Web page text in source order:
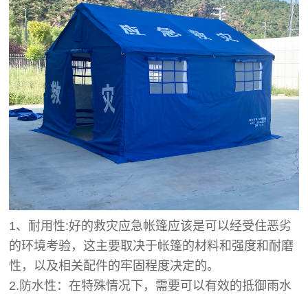
1、耐用性:好的救灾应急帐篷应该是可以经受住恶劣
的环境考验，这主要取决于帐篷的材料和强度和耐磨
性，以及相关配件的牢固程度决定的。
2.防水性：在特殊情况下，需要可以有效的抵御雨水